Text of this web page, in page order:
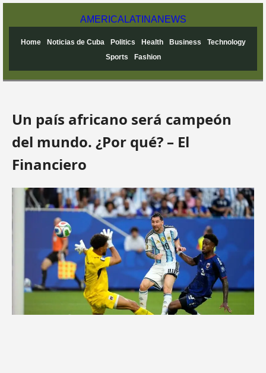
AMERICA LATINANEWS
Home Noticias de Cuba Politics Health Business
Technology
Sports
Fashion
Un país africano será campeón
del mundo. ¿Por qué? – El
Financiero